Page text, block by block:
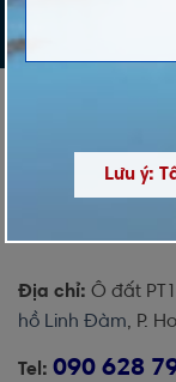
Địa chỉ: Ô đất
hồ Linh Đàm, P.
Tel: 090 628
Lưu ý: